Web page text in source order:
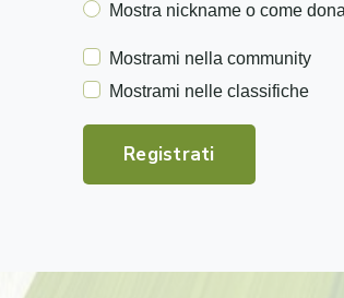
Mostra nickname o come
Mostrami nella community
Mostrami nelle classifiche
Registrati